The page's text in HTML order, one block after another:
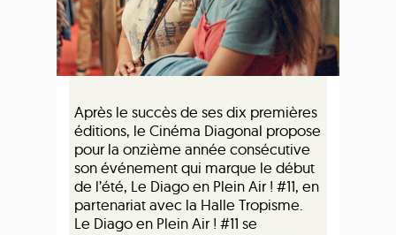
Après le succès de ses dix premières
éditions, le Cinéma Diagonal propose
pour la onzième année consécutive
son événement qui marque le début
de l’été, Le Diago en Plein Air ! #11, en
partenariat avec la Halle Tropisme.
Le Diago en Plein Air ! #11 se